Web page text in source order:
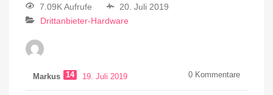
7.09K Aufrufe
20. Juli 2019
Drittanbieter-Hardware
Markus 14 19. Juli 2019 0 Kommentare